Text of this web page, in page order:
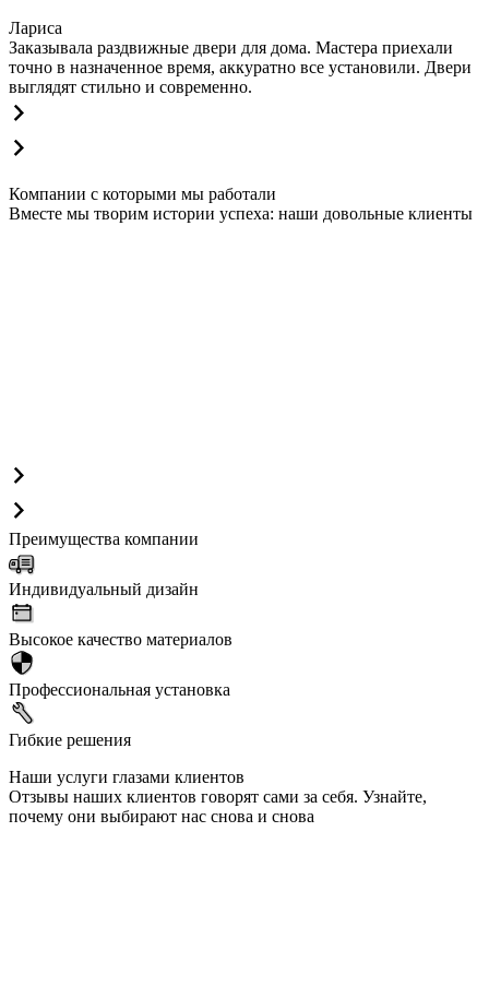
Лариса
Заказывала раздвижные двери для дома. Мастера приехали
точно в назначенное время, аккуратно все установили. Двери
выглядят стильно и современно.
Компании с которыми мы работали
Вместе мы творим истории успеха: наши довольные клиенты
Преимущества компании
Индивидуальный дизайн
Высокое качество материалов
Профессиональная установка
Гибкие решения
Наши услуги глазами клиентов
Отзывы наших клиентов говорят сами за себя. Узнайте,
почему они выбирают нас снова и снова